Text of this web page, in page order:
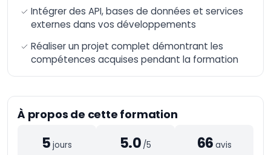
AI-Augmented
AI-Augmented Supply
Chain
AI-Augmented
Software Engineer
AI-Augmented Project
Manager
Intégrer des API, bases de données et services
externes dans vos développements
Réaliser un projet complet démontrant les
compétences acquises pendant la formation
À propos de cette formation
5 jours 5.0 /5 66 avis